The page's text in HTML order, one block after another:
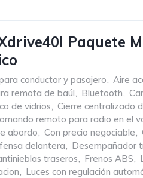
Paquete
conductor y pasajero, Aire
remota de baúl, Bluetooth,
de vidrios, Cierre centralizado
remoto para radio en el
abordo, Con precio negociable,
delantera, Desempañador
traseros, Frenos ABS,
, Luces con regulación